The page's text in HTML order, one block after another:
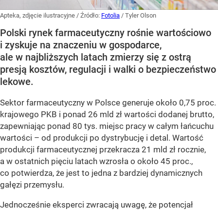
Apteka, zdjęcie ilustracyjne / Źródło: Fotolia / Tyler Olson
Polski rynek farmaceutyczny rośnie wartościowo
i zyskuje na znaczeniu w gospodarce,
ale w najbliższych latach zmierzy się z ostrą
presją kosztów, regulacji i walki o bezpieczeństwo
lekowe.
Sektor farmaceutyczny w Polsce generuje około 0,75 proc.
krajowego PKB i ponad 26 mld zł wartości dodanej brutto,
zapewniając ponad 80 tys. miejsc pracy w całym łańcuchu
wartości – od produkcji po dystrybucję i detal. Wartość
produkcji farmaceutycznej przekracza 21 mld zł rocznie,
a w ostatnich pięciu latach wzrosła o około 45 proc.,
co potwierdza, że jest to jedna z bardziej dynamicznych
gałęzi przemysłu.
Jednocześnie eksperci zwracają uwagę, że potencjał